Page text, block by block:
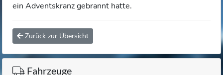
ein Adventskranz gebrannt hatte.
Zurück zur Übersicht
Fahrzeuge